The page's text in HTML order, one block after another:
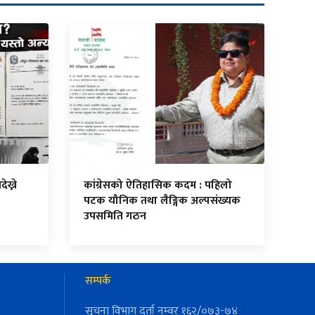
कांग्रेसको ऐतिहासिक कदम : पहिलो
पटक यौनिक तथा लैङ्गिक अल्पसंख्यक
उपसमिति गठन
सम्पर्क